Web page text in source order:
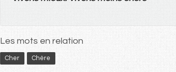
Les mots en relation
Cher Chère